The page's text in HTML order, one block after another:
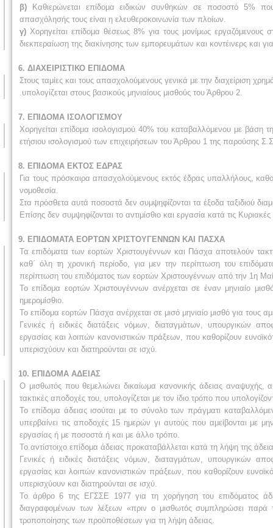
β)
Καθιερώνεται επίδομα ειδικών συνθηκών σε ποσοστό 5%
απασχόλησής τους είναι η ελευθεροκοινωνία των πλοίων.
γ) Χορηγείται επίδομα θέσεως 8% για τους μονίμως εργαζόμενους
διεκπεραίωση της διακίνησης των εμπορευμάτων και κοντέινερς και
6. ΔΙΑΧΕΙΡΙΣΤΙΚΟ ΕΠΙΔΟΜΑ
Στους ταμίες και τους απασχολούμενους γενικά με την διαχείριση
.υπολογίζεται στους βασικούς μηνιαίους μισθούς του Άρθρου 2.
7. ΕΠΙΔΟΜΑ ΙΣΟΛΟΓΙΣΜΟΥ
Χορηγείται επίδομα ισολογισμού 40% του καταβαλλόμενου με
ετήσιου ισολογισμού των επιχειρήσεων του Άρθρου 1 της παρούσης
8. ΕΠΙΔΟΜΑ ΕΚΤΟΣ ΕΔΡΑΣ
Για τους πρόσκαιρα απασχολούμενους εκτός έδρας υπαλλήλους,
νομοθεσία.
Στα πρόσθετα αυτά ποσοστά δεν συμψηφίζονται τα έξοδα ταξιδιού
Επίσης δεν συμψηφίζονται το αντιμίσθιο και εργασία κατά τις
9. ΕΠΙΔΟΜΑΤΑ ΕΟΡΤΩΝ ΧΡΙΣΤΟΥΓΕΝΝΩΝ ΚΑΙ ΠΑΣΧΑ
Τα επιδόματα των εορτών Χριστουγέννων και Πάσχα αποτελούν
καθ΄ όλη τη χρονική περίοδο, για μεν την περίπτωση του
περίπτωση του επιδόματος των εορτών Χριστουγέννων από την 1η
Το επίδομα εορτών Χριστουγέννων ανέρχεται σε έναν μηνιαίο
ημερομίσθιο.
Το επίδομα εορτών Πάσχα ανέρχεται σε μισό μηνιαίο μισθό για τους
Γενικές ή ειδικές διατάξεις νόμων, διαταγμάτων, υπουργικών
εργασίας και λοιπών κανονιστικών πράξεων, που καθορίζουν
υπερισχύουν και διατηρούνται σε ισχύ.
10. ΕΠΙΔΟΜΑ ΑΔΕΙΑΣ
Ο μισθωτός που θεμελιώνει δικαίωμα κανονικής άδειας αναψυχής,
τακτικές αποδοχές του, υπολογίζεται με τον ίδιο τρόπο που
Το επίδομα άδειας ισούται με το σύνολο των πράγματι
υπερβαίνει τις αποδοχές 15 ημερών γι αυτούς που αμείβονται με
εργασίας ή με ποσοστά ή και με άλλο τρόπο.
Το αντίστοιχο επίδομα άδειας προκαταβάλλεται κατά τη λήψη της
Γενικές ή ειδικές διατάξεις νόμων, διαταγμάτων, υπουργικών
εργασίας και λοιπών κανονιστικών πράξεων, που καθορίζουν
υπερισχύουν και διατηρούνται σε ισχύ.
Το άρθρο 6 της ΕΓΣΣΕ 1977 για τη χορήγηση του επιδόματος
διαγραφομένων των λέξεων «πριν ο μισθωτός συμπληρώσει
τροποποίησης των προϋποθέσεων για τη λήψη άδειας.